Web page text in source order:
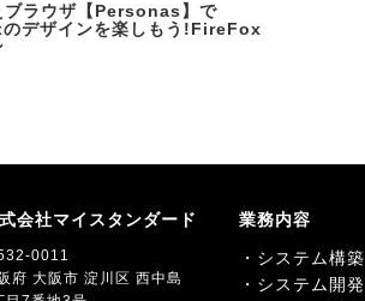
ブラウザ【Personas】で
デザインを楽しもう!FireFox
会社マイスタンダード
0011
府 大阪市 淀川区 西中島
業務内容
・システム構築
・システム開発